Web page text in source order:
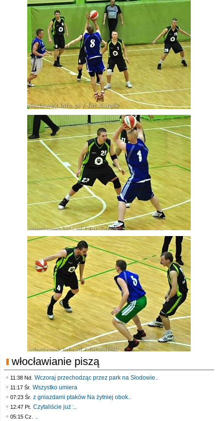
włocławianie piszą
11:38 Nd. Wczoraj przechodząc przez park na Słodowie..
11:17 Śr. Wszystko umiera
07:23 Śr. z gniazdami ptaków Na żytniej obok..
12:47 Pt. Czytaliście już :..
05:15 Cz. ..